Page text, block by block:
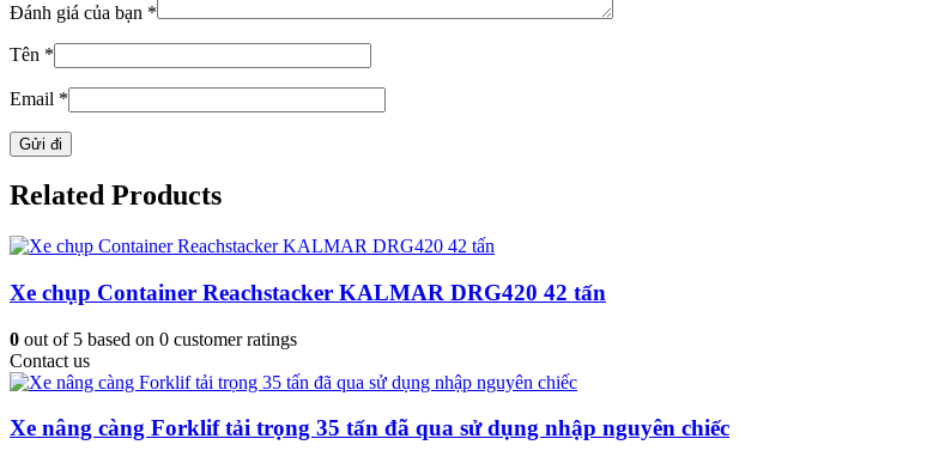
Đánh giá của bạn *
Tên *
Email *
Related Products
Xe chụp Container Reachstacker KALMAR DRG420 42 tấn
0 out of 5 based on 0 customer ratings
Contact us
Xe nâng càng Forklif tải trọng 35 tấn đã qua sử dụng nhập nguyên chiếc